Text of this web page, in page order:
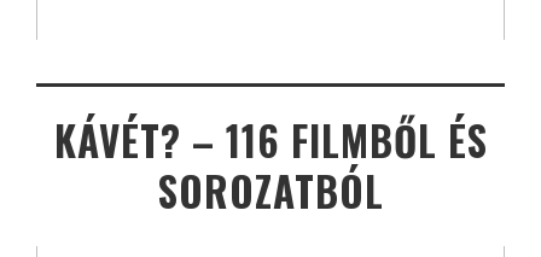
KÁVÉT? – 116 FILMBŐL ÉS
SOROZATBÓL